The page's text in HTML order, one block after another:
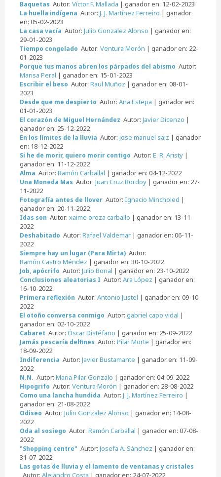
Baquetas Autor: Víctor F. Mallada | ganador en: 12-02-2023
La huella indígena Autor: J. J. Martínez Ferreiro | ganador
en: 05-02-2023
La casa vacía Autor: Julio Gonzalez Alonso | ganador en:
29-01-2023
Tiempo congelado Autor: Ventura Morón | ganador en: 22-
01-2023
Porque tus manos abren los párpados del abismo Autor:
Marisa Peral | ganador en: 15-01-2023
Escribir el beso Autor: Raul Muñoz | ganador en: 08-01-
2023
Desde que me despierto Autor: Ana Estepa | ganador en:
01-01-2023
El corazón de Miguel Hernández Autor: Javier Dicenzo |
ganador en: 25-12-2022
En los límites de la lluvia Autor: jose manuel saiz | ganador
en: 18-12-2022
Si he de morir, quiero morir contigo Autor: E. R. Aristy |
ganador en: 11-12-2022
Alma Autor: Ramón Carballal | ganador en: 04-12-2022
Una Moneda Mas Autor: Juan Cruz Bordoy | ganador en: 27-
11-2022
Fotografía antes de llover Autor: Ignacio Mincholed |
ganador en: 20-11-2022
Idas son Autor: xaime oroza carballo | ganador en: 13-11-
2022
Deshabitado Autor: Rafael Valdemar | ganador en: 06-11-
2022
Siempre hay un lugar (Para Mirta) Autor:
Ramón Castro Méndez | ganador en: 30-10-2022
Job, apócrifo Autor: Julio Bonal | ganador en: 23-10-2022
Conclusiones aleatorias I Autor: Ara López | ganador en:
16-10-2022
Primera reflexión Autor: Antonio Justel | ganador en: 09-10-
2022
El otoño conversa conmigo Autor: gabriel capo vidal |
ganador en: 02-10-2022
Cabaret Autor: Óscar Distéfano | ganador en: 25-09-2022
Jamás pescaría delfines Autor: Pilar Morte | ganador en:
18-09-2022
Indiferencia Autor: Javier Bustamante | ganador en: 11-09-
2022
N.N. Autor: Maria Pilar Gonzalo | ganador en: 04-09-2022
Hipogrifo Autor: Ventura Morón | ganador en: 28-08-2022
Como una lancha hundida Autor: J. J. Martínez Ferreiro |
ganador en: 21-08-2022
Odiseo Autor: Julio Gonzalez Alonso | ganador en: 14-08-
2022
Oda al sosiego Autor: Ramón Carballal | ganador en: 07-08-
2022
"Shopping centre" Autor: Josefa A. Sánchez | ganador en:
31-07-2022
Las gotas de lluvia y el lamento de ventanas y cristales
Autor: Alejandro Costa | ganador en: 24-07-2022